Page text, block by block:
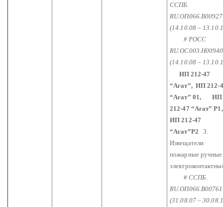
ССПБ.
RU.ОП066.В00927
(14.10.08 –
# РОСС
RU.ОС003.Н00940
(14.10.08 –
ИП 212-47
“Агат”, ИП 212-
“Агат” 01, ИП
212-47 “Агат”
ИП 212-47
“Агат”Р2
3.
Извещатели
пожарные ручные
#ССПБ.
RU.ОП066.В00761
(31.08.07 –